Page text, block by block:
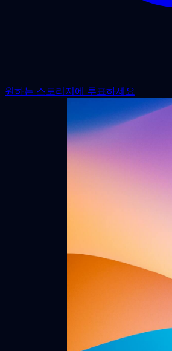
원하는 스토리지에 투표하세요